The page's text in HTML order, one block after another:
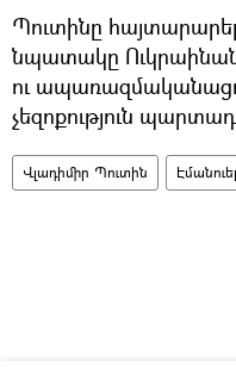
Պուտինը
նպատակը
ու
չեզոքություն
Վլադիմիր Պուտին